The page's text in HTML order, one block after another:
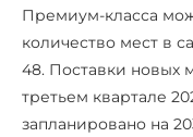
Премиум-класса
количество мест в
48. Поставки новых
третьем квартале
запланировано на